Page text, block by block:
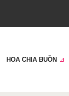
HOA CHIA BUỒN